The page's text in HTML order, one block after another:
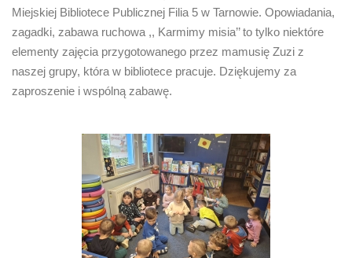
Miejskiej Bibliotece Publicznej Filia 5 w Tarnowie. Opowiadania,
zagadki, zabawa ruchowa ,, Karmimy misia’’ to tylko niektóre
elementy zajęcia przygotowanego przez mamusię Zuzi z
naszej grupy, która w bibliotece pracuje. Dziękujemy za
zaproszenie i wspólną zabawę.